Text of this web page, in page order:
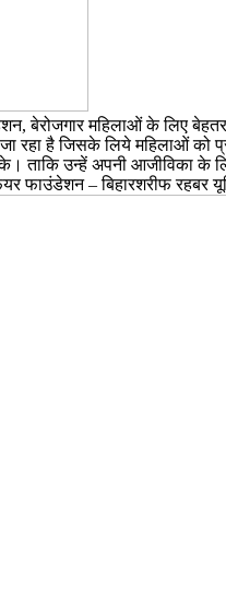
बेरोजगार महिलाओं के लिए
रहा है जिसके लिये महिलाओं को
ताकि उन्हें अपनी आजीविका के
फाउंडेशन – बिहारशरीफ रहबर